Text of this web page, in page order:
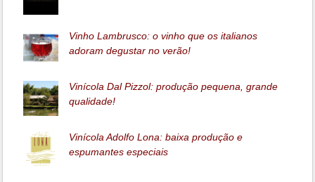
Vinho Lambrusco: o vinho que os italianos
adoram degustar no verão!
Vinícola Dal Pizzol: produção pequena, grande
qualidade!
Vinícola Adolfo Lona: baixa produção e
espumantes especiais